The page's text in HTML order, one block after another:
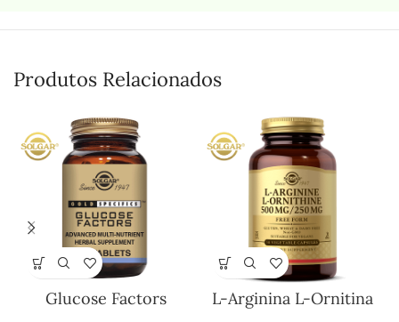
Produtos Relacionados
Glucose Factors L-Arginina L-Ornitina